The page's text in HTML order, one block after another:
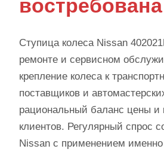
Ступица колеса Nissan
ремонте и сервисном
крепление колеса к
поставщиков и
рациональный баланс цены и
клиентов. Регулярный спрос
Nissan с применением